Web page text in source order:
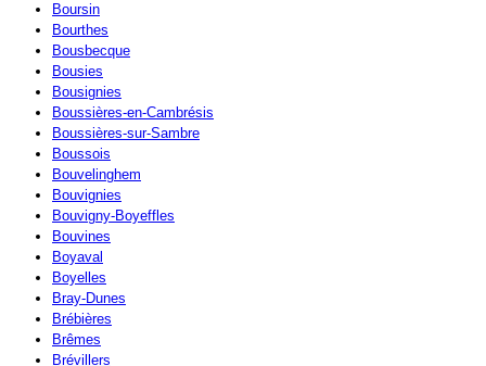
Boursin
Bourthes
Bousbecque
Bousies
Bousignies
Boussières-en-Cambrésis
Boussières-sur-Sambre
Boussois
Bouvelinghem
Bouvignies
Bouvigny-Boyeffles
Bouvines
Boyaval
Boyelles
Bray-Dunes
Brébières
Brêmes
Brévillers